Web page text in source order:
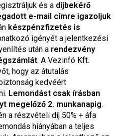
és a díjbekérő
e-mail címre igazoljuk
készpénzfizetés is
igényét a jelentkezési
után a rendezvény
. A Vezinfó Kft.
hogy az átutalás
kedvéért
Lemondást csak írásban
megelőző 2. munkanapig.
a részvételi díj 50% + áfa
hiányában a teljes